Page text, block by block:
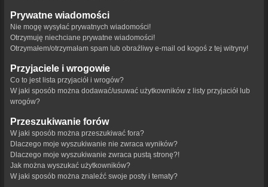
Prywatne wiadomości
Nie mogę wysyłać prywatnych wiadomości!
Otrzymuję niechciane prywatne wiadomości!
Otrzymałem/otrzymałam spam lub obraźliwy e-mail od kogoś z tej witryny!
Przyjaciele i wrogowie
Co to jest lista przyjaciół i wrogów?
W jaki sposób można dodawać/usuwać użytkowników z listy przyjaciół lub
wrogów?
Przeszukiwanie forów
W jaki sposób można przeszukiwać fora?
Dlaczego moje wyszukiwanie nie zwraca wyników?
Dlaczego moje wyszukiwanie zwraca pustą stronę?!
Jak można wyszukać użytkowników?
W jaki sposób można znaleźć swoje posty i tematy?